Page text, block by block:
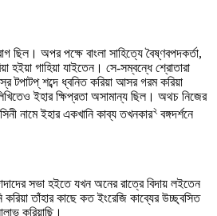
ছিল। অপর পক্ষে বাংলা সাহিত্যে বৈষ্ণবপদকর্তা,
হইয়া গাহিয়া যাইতেন। সে-সম্বন্ধে শ্রোতারা
টপাটপ্‌ শব্দে ধ্বনিত করিয়া আসর গরম করিয়া
ইহার ক্ষিপ্রতা অসামান্য ছিল। অথচ নিজের
নামে ইহার একখানি কাব্য তখনকার২ বঙ্গদর্শনে
সভা হইতে যখন অনের রাত্রে বিদায় লইতেন
তাঁহার কাছে কত ইংরেজি কাব্যের উচ্ছ্বসিত
করিয়াছি।